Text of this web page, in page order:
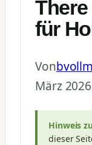
für
Von
März 2026
Hinweis
dieser